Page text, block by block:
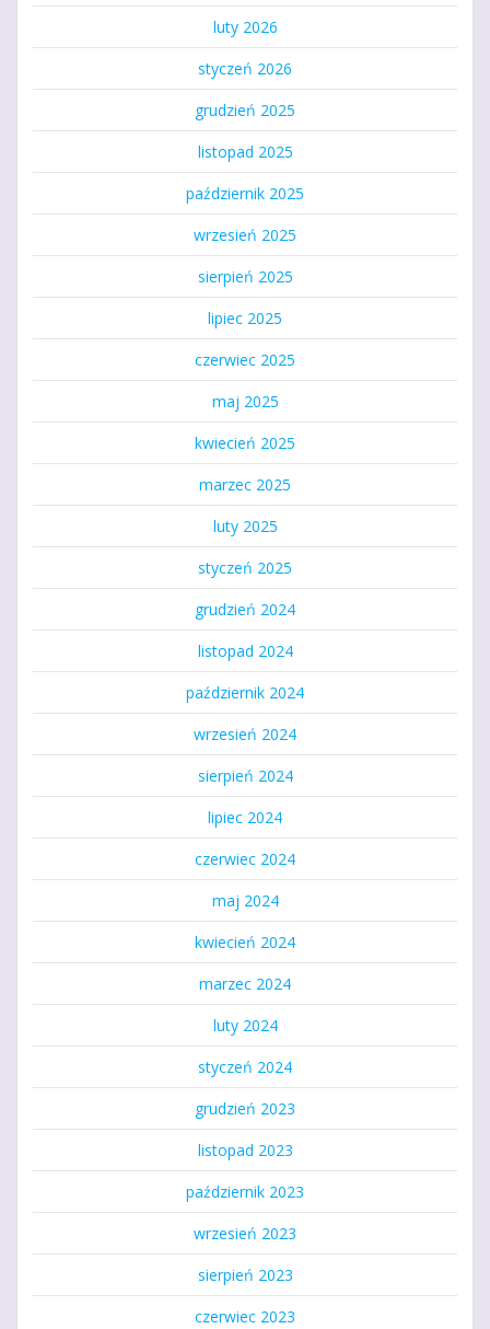
luty 2026
styczeń 2026
grudzień 2025
listopad 2025
październik 2025
wrzesień 2025
sierpień 2025
lipiec 2025
czerwiec 2025
maj 2025
kwiecień 2025
marzec 2025
luty 2025
styczeń 2025
grudzień 2024
listopad 2024
październik 2024
wrzesień 2024
sierpień 2024
lipiec 2024
czerwiec 2024
maj 2024
kwiecień 2024
marzec 2024
luty 2024
styczeń 2024
grudzień 2023
listopad 2023
październik 2023
wrzesień 2023
sierpień 2023
czerwiec 2023